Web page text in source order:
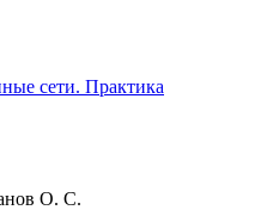
сети. Практика
О. С.